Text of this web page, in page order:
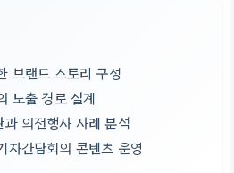
브랜드 스토리 구성
노출 경로 설계
의전행사 사례 분석
자간담회의 콘텐츠 운영